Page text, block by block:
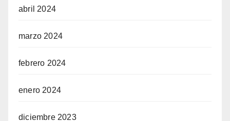
abril 2024
marzo 2024
febrero 2024
enero 2024
diciembre 2023